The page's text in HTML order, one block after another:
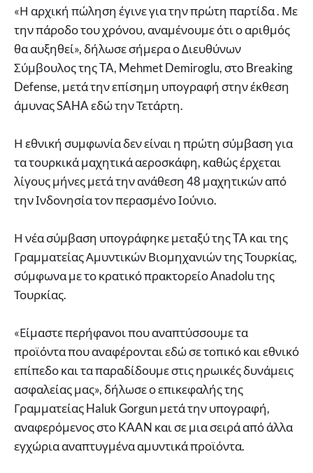
«Η αρχική πώληση έγινε για την πρώτη παρτίδα . Με
την πάροδο του χρόνου, αναμένουμε ότι ο αριθμός
θα αυξηθεί», δήλωσε σήμερα ο Διευθύνων
Σύμβουλος της TA, Mehmet Demiroglu, στο Breaking
Defense, μετά την επίσημη υπογραφή στην έκθεση
άμυνας SAHA εδώ την Τετάρτη.
Η εθνική συμφωνία δεν είναι η πρώτη σύμβαση για
τα τουρκικά μαχητικά αεροσκάφη, καθώς έρχεται
λίγους μήνες μετά την ανάθεση 48 μαχητικών από
την Ινδονησία τον περασμένο Ιούνιο.
Η νέα σύμβαση υπογράφηκε μεταξύ της TA και της
Γραμματείας Αμυντικών Βιομηχανιών της Τουρκίας,
σύμφωνα με το κρατικό πρακτορείο Anadolu της
Τουρκίας.
«Είμαστε περήφανοι που αναπτύσσουμε τα
προϊόντα που αναφέρονται εδώ σε τοπικό και εθνικό
επίπεδο και τα παραδίδουμε στις ηρωικές δυνάμεις
ασφαλείας μας», δήλωσε ο επικεφαλής της
Γραμματείας Haluk Gorgun μετά την υπογραφή,
αναφερόμενος στο KAAN και σε μια σειρά από άλλα
εγχώρια αναπτυγμένα αμυντικά προϊόντα.